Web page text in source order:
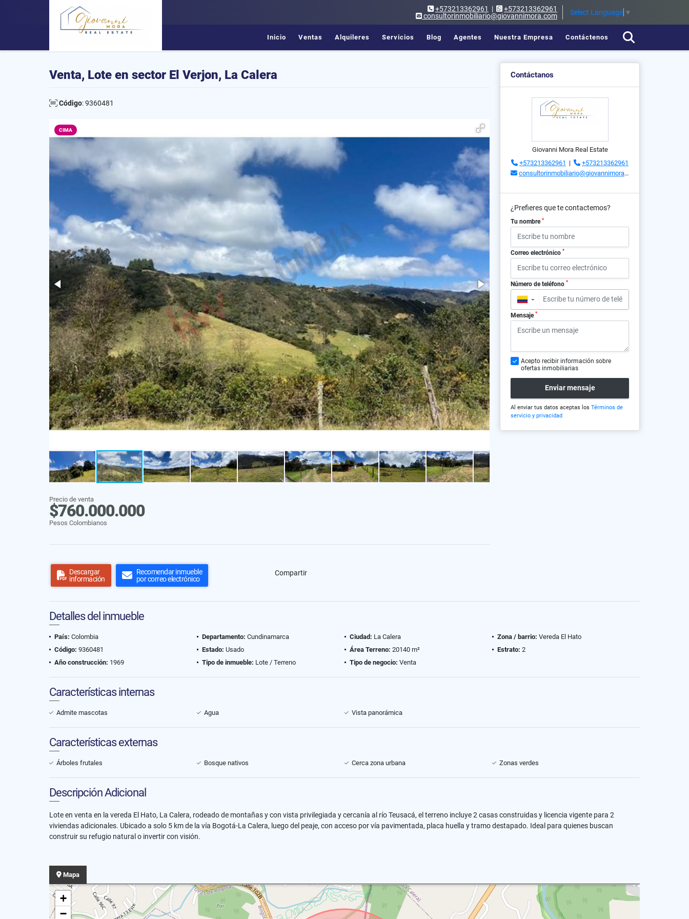
+573213362961 |
+573213362961
consultorinmobiliario@giovannimora.com
Select Language ▼
Inicio Ventas Alquileres Servicios Blog Agentes Nuestra Empresa Contáctenos
Venta, Lote en sector El Verjon, La Calera
Código: 9360481
CIMA
Precio de venta
$760.000.000
Pesos Colombianos
Descargar
información
Recomendar inmueble
por correo electrónico
Compartir
Contáctanos
Giovanni Mora Real Estate
+573213362961 |
+573213362961
consultorinmobiliario@giovannimora.com
¿Prefieres que te contactemos?
Tu nombre *
Correo electrónico *
Número de teléfono *
▼
Mensaje *
Acepto recibir información sobre
ofertas inmobiliarias
Enviar mensaje
Al enviar tus datos aceptas los Términos de
servicio y privacidad
Detalles del inmueble
País: Colombia Departamento: Cundinamarca Ciudad: La Calera Zona / barrio: Vereda El Hato
Código: 9360481 Estado: Usado Área Terreno: 20140 m² Estrato: 2
Año construcción: 1969 Tipo de inmueble: Lote / Terreno Tipo de negocio: Venta
Características internas
Admite mascotas Agua Vista panorámica
Características externas
Árboles frutales Bosque nativos Cerca zona urbana Zonas verdes
Descripción Adicional
Lote en venta en la vereda El Hato, La Calera, rodeado de montañas y con vista privilegiada y cercanía al río Teusacá, el terreno incluye 2 casas construidas y licencia vigente para 2
viviendas adicionales. Ubicado a solo 5 km de la vía Bogotá-La Calera, luego del peaje, con acceso por vía pavimentada, placa huella y tramo destapado. Ideal para quienes buscan
construir su refugio natural o invertir con visión.
Mapa
+
−